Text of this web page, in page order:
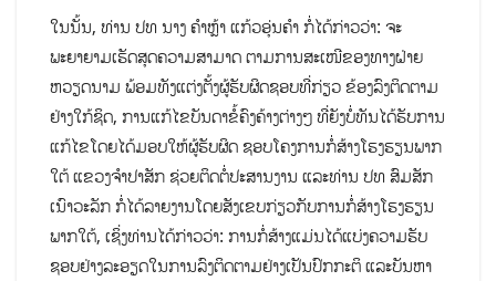
ໃນນັ້ນ, ທ່ານ ປທ ນາງ ຄໍາຫຼ້າ ແກ້ວອຸ່ນຄໍາ ກໍ່ໄດ້ກ່າວວ່າ: ຈະ
ພະຍາຍາມເຮັດສຸດຄວາມສາມາດ ຕາມການສະເໜີຂອງທາງຝ່າຍ
ຫວຽດນາມ ພ້ອມທັງແຕ່ງຕັ້ງຜູ້ຮັບຜິດຊອບທີ່ກ່ຽວ ຂ້ອງລົງຕິດຕາມ
ຢ່າງໃກ້ຊິດ, ການແກ້ໄຂບັນດາຂໍ້ຄົງຄ້າງຕ່າງໆ ທີ່ຍັງບໍ່ທັນໄດ້ຮັບການ
ແກ້ໄຂໂດຍໄດ້ມອບໃຫ້ຜູ້ຮັບຜິດ ຊອບໂຄງການກໍ່ສ້າງໂຮງຮຽນພາກ
ໃຕ້ ແຂວງຈໍາປາສັກ ຊ່ວຍຕິດຕໍ່ປະສານງານ ແລະທ່ານ ປທ ສົມສັກ
ເນົາວະລັກ ກໍ່ໄດ້ລາຍງານໂດຍສັງເຂບກ່ຽວກັບການກໍ່ສ້າງໂຮງຮຽນ
ພາກໃຕ້, ເຊິ່ງທ່ານໄດ້ກ່າວວ່າ: ການກໍ່ສ້າງແມ່ນໄດ້ແບ່ງຄວາມຮັບ
ຊອບຢ່າງລະອຽດໃນການລົງຕິດຕາມຢ່າງເປັນປົກກະຕິ ແລະບັນຫາ